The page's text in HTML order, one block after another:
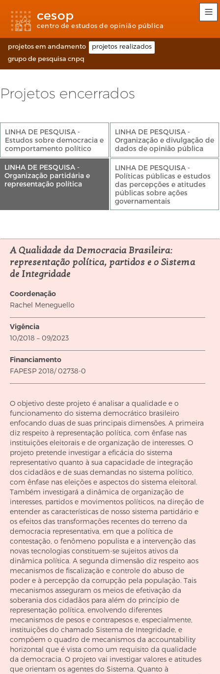
acessibilidade
para
conteúdo
para
rodapé
idioma
(Language
selection)
cesop
centro de estudos de opinião pública
projetos em andamento
projetos realizados
grupo de pesquisa cnpq
Projetos encerrados
LINHA DE PESQUISA -
Estudos sobre democracia e
comportamento político
LINHA DE PESQUISA -
Organização e divulgação de
dados de opinião pública
LINHA DE PESQUISA -
Organização partidária e
representação política
LINHA DE PESQUISA -
Políticas públicas e estudos
das percepções e atitudes
públicas sobre ações
governamentais
A Qualidade da Democracia Brasileira:
representação política, partidos e o Sistema
de Integridade
Coordenação
Rachel Meneguello
Vigência
10/2018 – 09/2023
Financiamento
FAPESP 2018/ 02738-0
O objetivo deste projeto é analisar a qualidade e o
funcionamento do sistema democrático brasileiro
enfocando duas de suas principais dimensões. A primeira
diz respeito à representação política, com ênfase nas
instituições eleitorais e de organização de interesses. O
projeto pretende investigar a eficácia do sistema
representativo quanto à sua capacidade de integração
dos cidadãos e de suas demandas no sistema político,
com ênfase nas eleições e aspectos do sistema eleitoral.
Também investigará a dinâmica de organização de
interesses, partidos e movimentos políticos, na direção de
entender as características de nosso sistema partidário e
os efeitos das transformações recentes do terreno da
democracia representativa, em que a política de
contestação, o fenômeno populista e a intervenção das
novas tecnologias constituem-se sujeitos ativos da
dinâmica política. A segunda dimensão diz respeito aos
mecanismos de fiscalização e controle do abuso de
poder e à percepção da corrupção pela população. Tais
mecanismos asseguram os meios de efetivação da
soberania dos cidadãos para além do princípio de
representação política, envolvendo diferentes
mecanismos de pesos e contrapesos e, especialmente,
instituições do chamado Sistema de Integridade, e
compõem o quadro de mecanismos da accountability
horizontal que é vista como um requisito da qualidade
da democracia. O projeto vai investigar valores e atitudes
que orientam os agentes do Sistema. Quanto à